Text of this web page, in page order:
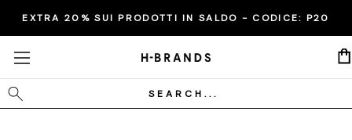
EXTRA 20% SUI PRODOTTI IN SALDO - CODICE: P20
Cerca